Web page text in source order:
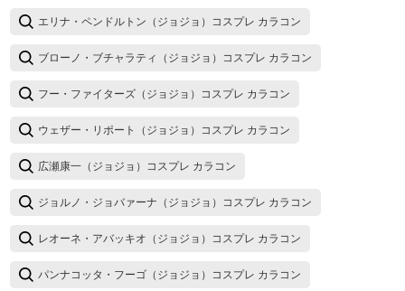
エリナ・ペンドルトン（ジョジョ）コスプレ カラコン
ブローノ・ブチャラティ（ジョジョ）コスプレ カラコン
フー・ファイターズ（ジョジョ）コスプレ カラコン
ウェザー・リポート（ジョジョ）コスプレ カラコン
広瀬康一（ジョジョ）コスプレ カラコン
ジョルノ・ジョバァーナ（ジョジョ）コスプレ カラコン
レオーネ・アバッキオ（ジョジョ）コスプレ カラコン
パンナコッタ・フーゴ（ジョジョ）コスプレ カラコン